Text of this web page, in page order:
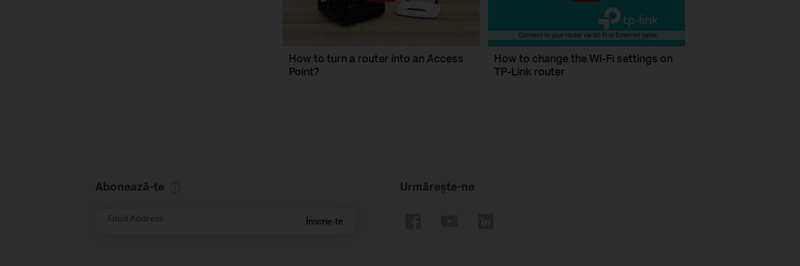
How to turn a router into an Access
Point?
How to change the Wi-Fi settings on
TP-Link router
Abonează-te
Email Address Înscrie-te
Urmărește-ne